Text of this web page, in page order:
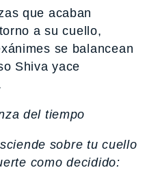
que acaban
a su cuello,
se balancean
Shiva yace
del tiempo
sobre tu cuello
como decidido: